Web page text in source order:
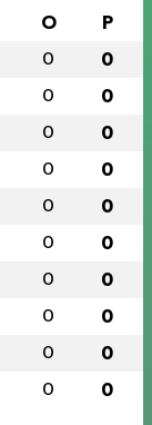
O P
0 0
0 0
0 0
0 0
0 0
0 0
0 0
0 0
0 0
0 0